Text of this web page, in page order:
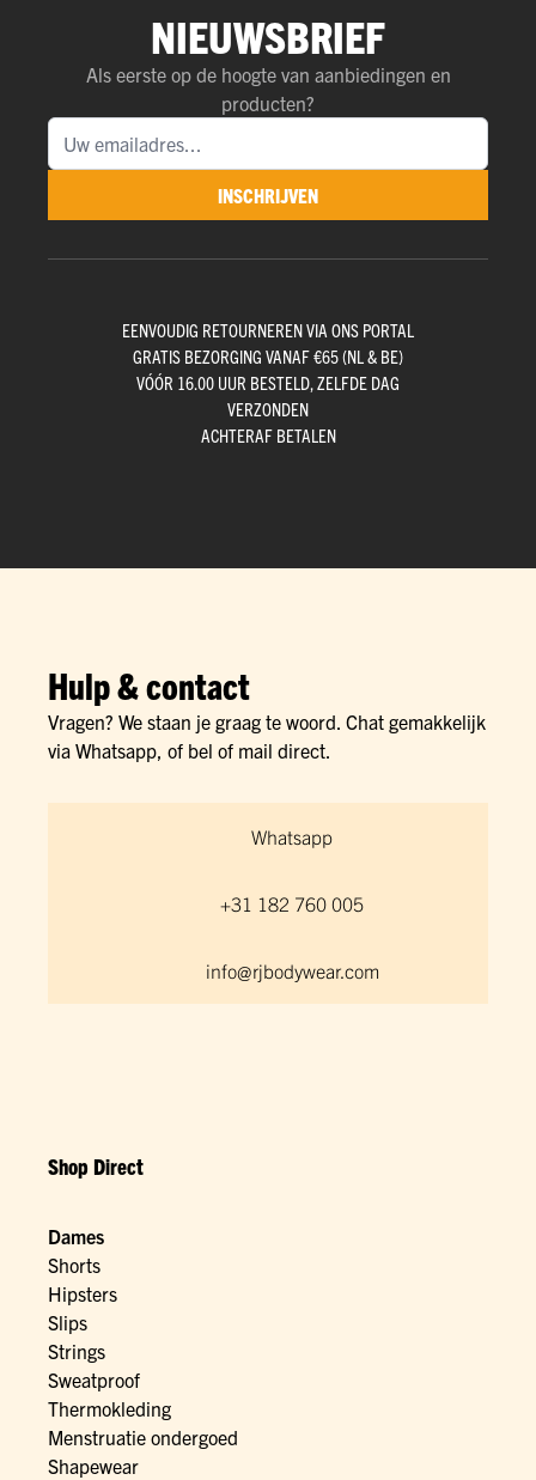
NIEUWSBRIEF
Als eerste op de hoogte van aanbiedingen en
producten?
INSCHRIJVEN
EENVOUDIG RETOURNEREN VIA ONS PORTAL
GRATIS BEZORGING VANAF €65 (NL & BE)
VÓÓR 16.00 UUR BESTELD, ZELFDE DAG
VERZONDEN
ACHTERAF BETALEN
Hulp & contact
Vragen? We staan je graag te woord. Chat gemakkelijk
via Whatsapp, of bel of mail direct.
Whatsapp
+31 182 760 005
info@rjbodywear.com
Shop Direct
Dames
Shorts
Hipsters
Slips
Strings
Sweatproof
Thermokleding
Menstruatie ondergoed
Shapewear